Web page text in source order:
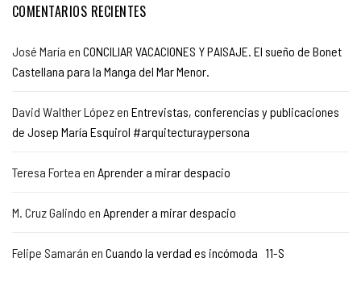
COMENTARIOS RECIENTES
José María en CONCILIAR VACACIONES Y PAISAJE. El sueño de Bonet
Castellana para la Manga del Mar Menor.
David Walther Lópezen Entrevistas, conferencias y publicaciones
de Josep María Esquirol #arquitecturaypersona
Teresa Fortea en Aprender a mirar despacio
M. Cruz Galindo en Aprender a mirar despacio
Felipe Samarán en Cuando la verdad es incómoda 11-S